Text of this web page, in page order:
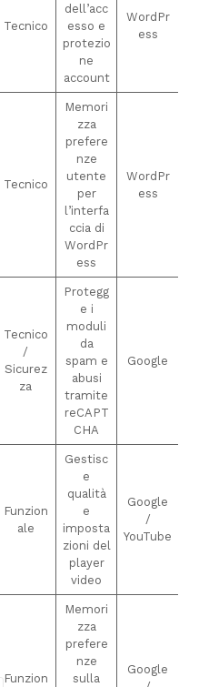
Tecnico
dell’acc
esso e
protezio
ne
account
WordPr
ess
Tecnico
Memori
zza
prefere
nze
utente
per
l’interfa
ccia di
WordPr
ess
WordPr
ess
Tecnico
/
Sicurez
za
Protegg
e i
moduli
da
spam e
abusi
tramite
reCAPT
CHA
Google
Funzion
ale
Gestisc
e
qualità
e
imposta
zioni del
player
video
Google
/
YouTube
Funzion
Memori
zza
prefere
nze
sulla
Google